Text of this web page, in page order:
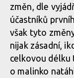
změn, dle
účastníků
však tyto
nijak zásadní,
celkovou délku
o malinko